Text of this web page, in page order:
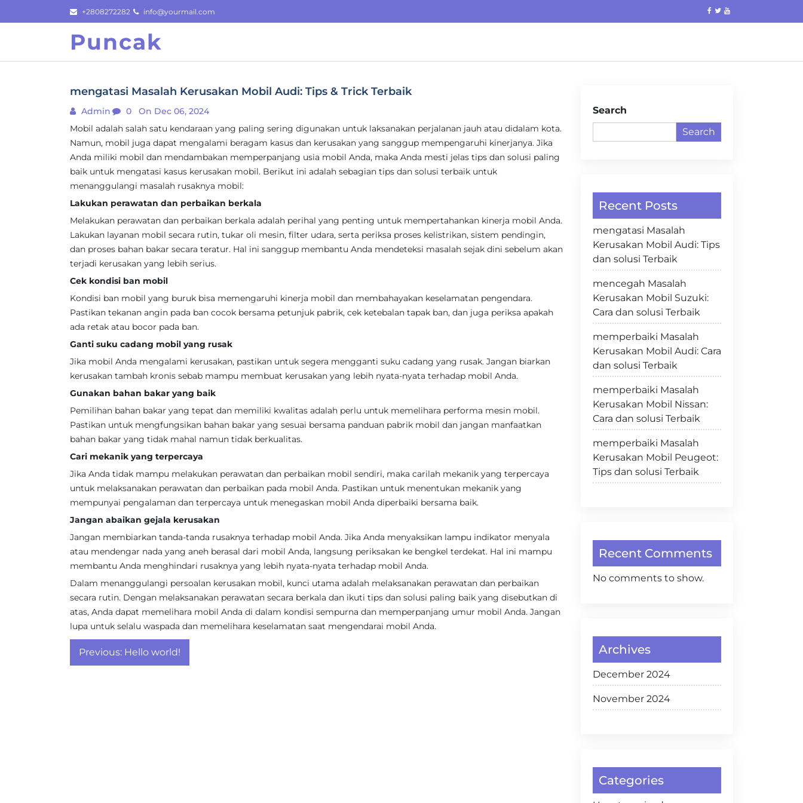
to
+2808272282 info@yourmail.com
Puncak
mengatasi Masalah Kerusakan Mobil Audi: Tips & Trick Terbaik
Admin 0
On Dec 06, 2024
Mobil adalah salah satu kendaraan yang paling sering digunakan untuk laksanakan perjalanan jauh atau didalam kota.
Namun, mobil juga dapat mengalami beragam kasus dan kerusakan yang sanggup mempengaruhi kinerjanya. Jika
Anda miliki mobil dan mendambakan memperpanjang usia mobil Anda, maka Anda mesti jelas tips dan solusi paling
baik untuk mengatasi kasus kerusakan mobil. Berikut ini adalah sebagian tips dan solusi terbaik untuk
menanggulangi masalah rusaknya mobil:
Lakukan perawatan dan perbaikan berkala
Melakukan perawatan dan perbaikan berkala adalah perihal yang penting untuk mempertahankan kinerja mobil Anda.
Lakukan layanan mobil secara rutin, tukar oli mesin, filter udara, serta periksa proses kelistrikan, sistem pendingin,
dan proses bahan bakar secara teratur. Hal ini sanggup membantu Anda mendeteksi masalah sejak dini sebelum akan
terjadi kerusakan yang lebih serius.
Cek kondisi ban mobil
Kondisi ban mobil yang buruk bisa memengaruhi kinerja mobil dan membahayakan keselamatan pengendara.
Pastikan tekanan angin pada ban cocok bersama petunjuk pabrik, cek ketebalan tapak ban, dan juga periksa apakah
ada retak atau bocor pada ban.
Ganti suku cadang mobil yang rusak
Jika mobil Anda mengalami kerusakan, pastikan untuk segera mengganti suku cadang yang rusak. Jangan biarkan
kerusakan tambah kronis sebab mampu membuat kerusakan yang lebih nyata-nyata terhadap mobil Anda.
Gunakan bahan bakar yang baik
Pemilihan bahan bakar yang tepat dan memiliki kwalitas adalah perlu untuk memelihara performa mesin mobil.
Pastikan untuk mengfungsikan bahan bakar yang sesuai bersama panduan pabrik mobil dan jangan manfaatkan
bahan bakar yang tidak mahal namun tidak berkualitas.
Cari mekanik yang terpercaya
Jika Anda tidak mampu melakukan perawatan dan perbaikan mobil sendiri, maka carilah mekanik yang terpercaya
untuk melaksanakan perawatan dan perbaikan pada mobil Anda. Pastikan untuk menentukan mekanik yang
mempunyai pengalaman dan terpercaya untuk menegaskan mobil Anda diperbaiki bersama baik.
Jangan abaikan gejala kerusakan
Jangan membiarkan tanda-tanda rusaknya terhadap mobil Anda. Jika Anda menyaksikan lampu indikator menyala
atau mendengar nada yang aneh berasal dari mobil Anda, langsung periksakan ke bengkel terdekat. Hal ini mampu
membantu Anda menghindari rusaknya yang lebih nyata-nyata terhadap mobil Anda.
Dalam menanggulangi persoalan kerusakan mobil, kunci utama adalah melaksanakan perawatan dan perbaikan
secara rutin. Dengan melaksanakan perawatan secara berkala dan ikuti tips dan solusi paling baik yang disebutkan di
atas, Anda dapat memelihara mobil Anda di dalam kondisi sempurna dan memperpanjang umur mobil Anda. Jangan
lupa untuk selalu waspada dan memelihara keselamatan saat mengendarai mobil Anda.
Post
navigation
Previous: Hello world!
Search
Search
Recent Posts
mengatasi Masalah
Kerusakan Mobil Audi: Tips
dan solusi Terbaik
mencegah Masalah
Kerusakan Mobil Suzuki:
Cara dan solusi Terbaik
memperbaiki Masalah
Kerusakan Mobil Audi: Cara
dan solusi Terbaik
memperbaiki Masalah
Kerusakan Mobil Nissan:
Cara dan solusi Terbaik
memperbaiki Masalah
Kerusakan Mobil Peugeot:
Tips dan solusi Terbaik
Recent Comments
No comments to show.
Archives
December 2024
November 2024
Categories